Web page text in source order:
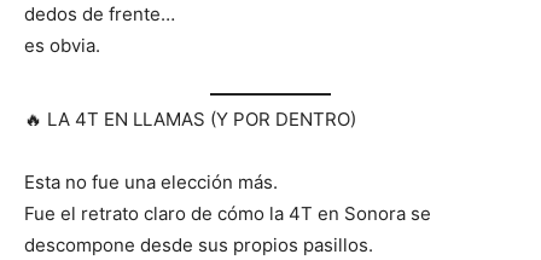
dedos de frente…
es obvia.
🔥 LA 4T EN LLAMAS (Y POR DENTRO)
Esta no fue una elección más.
Fue el retrato claro de cómo la 4T en Sonora se
descompone desde sus propios pasillos.